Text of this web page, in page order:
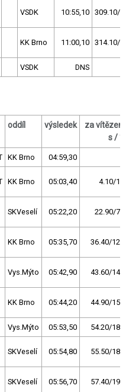
VSDK 10:55,10 309.10/
KK Brno 11:00,10 314.10/
VSDK DNS
oddíl výsledek
za vítězem
s / %
KK Brno 04:59,30
KK Brno 05:03,40 4.10/1,4
SKVeselí 05:22,20 22.90/7,7
KK Brno 05:35,70 36.40/12,2
Vys.Mýto 05:42,90 43.60/14,6
KK Brno 05:44,20 44.90/15,0
Vys.Mýto 05:53,50 54.20/18,1
SKVeselí 05:54,80 55.50/18,5
SKVeselí 05:56,70 57.40/19,2